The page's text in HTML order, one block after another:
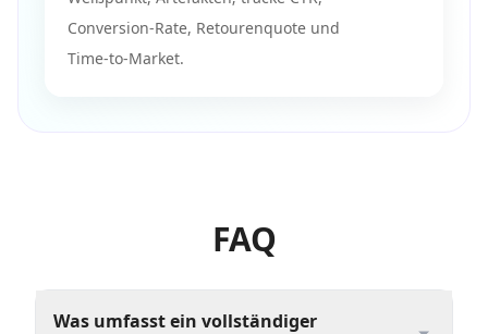
Conversion‑Rate, Retourenquote und
Time‑to‑Market.
FAQ
Was umfasst ein vollständiger